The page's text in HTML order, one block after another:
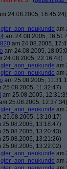
24.08.2005, 16:45:24)
am
am 24.08.2005,
am 24.08.2005,
am 24.08.2005,
24.08.2005, 22:16:48)
am
am
am 25.08.2005,
25.08.2005, 11:32:47)
am 25.08.2005,
25.08.2005, 12:37:34)
am
25.08.2005, 13:10:17)
25.08.2005, 13:18:47)
25.08.2005, 13:20:43)
25.08.2005, 13:21:26)
25.08.2005, 13:22:02)
am
am